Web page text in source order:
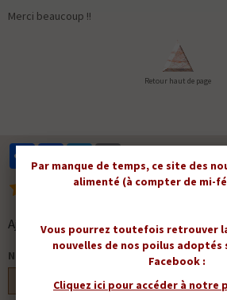
Merci beaucoup !!
Retour haut de page
PartagerFacebook
TwitterEmail
3votes. Moyenne5 sur 5.
Ajouter un commentaire
Nom
Par manque de temps, ce site des
alimenté (à compter de mi-
Vous pourrez toutefois retrouver
nouvelles de nos poilus adoptés
Facebook :
Cliquez ici pour accéder à notre